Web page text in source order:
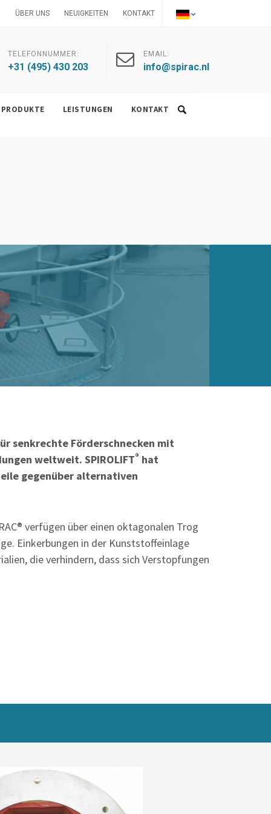
ÜBER UNS NEUIGKEITEN KONTAKT
TELEFONNUMMER:
+31 (495) 430 203
EMAIL:
info@spirac.nl
PRODUKTE LEISTUNGEN KONTAKT
senkrechte Förderschnecken mit
weltweit. SPIROLIFT® hat
gegenüber alternativen
verfügen über einen oktagonalen Trog
Einkerbungen in der Kunststoffeinlage
die verhindern, dass sich Verstopfungen